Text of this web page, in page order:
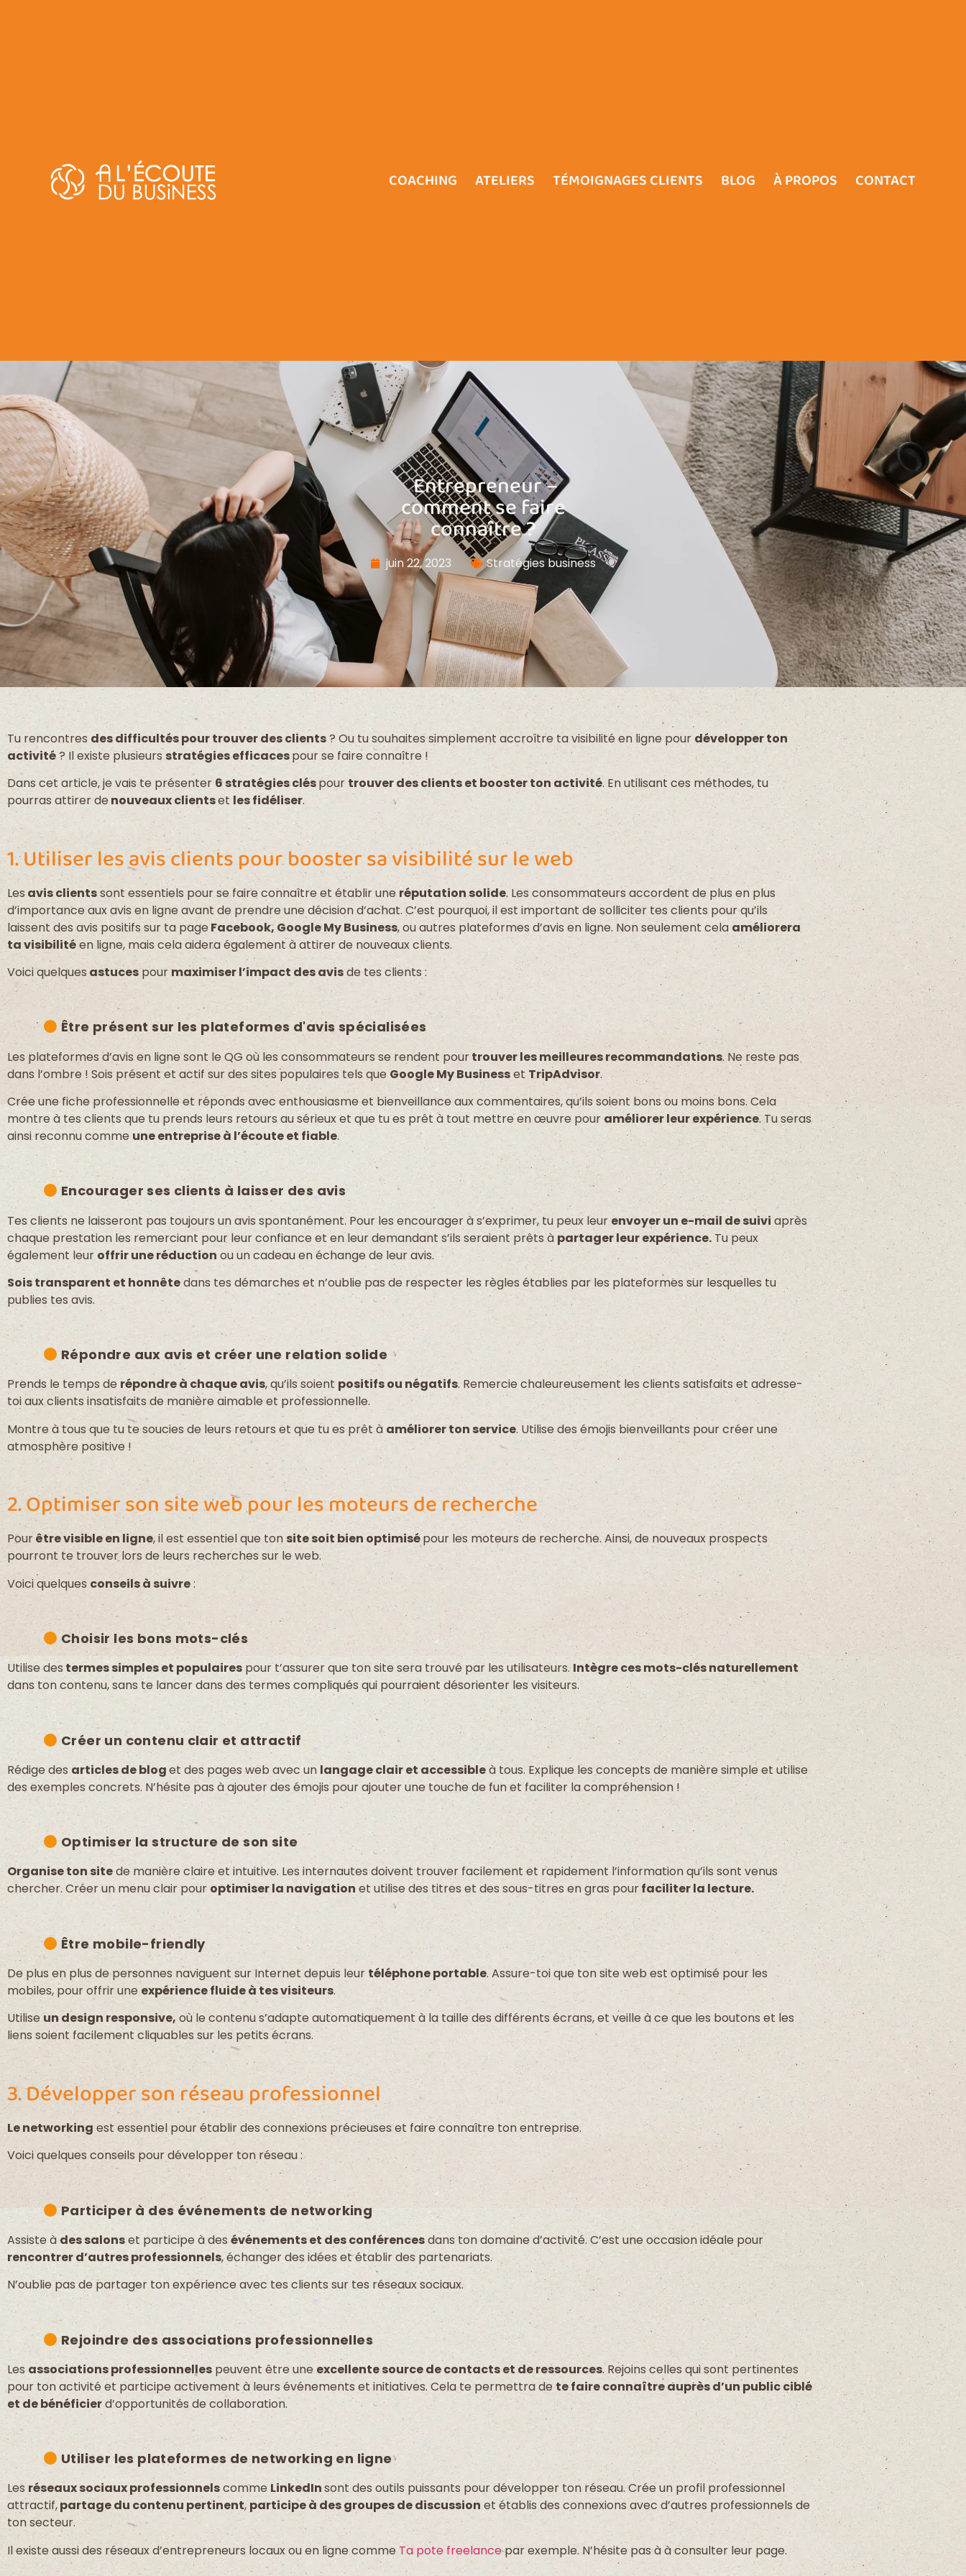
COACHING ATELIERS TÉMOIGNAGES CLIENTS BLOG À PROPOS CONTACT
Entrepreneur –
comment se faire
connaître ?
juin 22, 2023 Stratégies business
Tu rencontres des difficultés pour trouver des clients? Ou tu souhaites simplement accroître ta visibilité en ligne pour développer ton
activité? Il existe plusieursstratégies efficacespour se faire connaître !
Dans cet article, je vais te présenter 6 stratégies cléspour trouver des clients et booster ton activité. En utilisant ces méthodes, tu
pourras attirer denouveaux clientset les fidéliser.
1. Utiliser les avis clients pour booster sa visibilité sur le web
Lesavis clientssont essentiels pour se faire connaître et établir une réputation solide. Les consommateurs accordent de plus en plus
d’importance aux avis en ligne avant de prendre une décision d’achat. C’est pourquoi, il est important de solliciter tes clients pour qu’ils
laissent des avis positifs sur ta pageFacebook, Google My Business, ou autres plateformes d’avis en ligne. Non seulement cela améliorera
ta visibilitéen ligne, mais cela aidera également à attirer de nouveaux clients.
Voici quelquesastucespour maximiser l’impact des avisde tes clients :
Être présent sur les plateformes d'avis spécialisées
Les plateformes d’avis en ligne sont le QG où les consommateurs se rendent pourtrouver les meilleures recommandations. Ne reste pas
dans l’ombre ! Sois présent et actif sur des sites populaires tels que Google My Businesset TripAdvisor.
Crée une fiche professionnelle et réponds avec enthousiasme et bienveillance aux commentaires, qu’ils soient bons ou moins bons. Cela
montre à tes clients que tu prends leurs retours au sérieux et que tu es prêt à tout mettre en œuvre pouraméliorer leur expérience. Tu seras
ainsi reconnu comme une entreprise à l’écoute et fiable.
Encourager ses clients à laisser des avis
Tes clients ne laisseront pas toujours un avis spontanément. Pour les encourager à s’exprimer, tu peux leur envoyer un e-mail de suivi après
chaque prestation les remerciant pour leur confiance et en leur demandant s’ils seraient prêts à partager leur expérience.Tu peux
également leuroffrir une réduction ou un cadeau en échange de leur avis.
Sois transparent et honnêtedans tes démarches et n’oublie pas de respecter les règles établies par les plateformes sur lesquelles tu
publies tes avis.
Répondre aux avis et créer une relation solide
Prends le temps de répondre à chaque avis, qu’ils soient positifs ou négatifs. Remercie chaleureusement les clients satisfaits et adresse-
toi aux clients insatisfaits de manière aimable et professionnelle.
Montre à tous que tu te soucies de leurs retours et que tu es prêt à améliorer ton service. Utilise des émojis bienveillants pour créer une
atmosphère positive !
2. Optimiser son site web pour les moteurs de recherche
Pourêtre visible en ligne, il est essentiel que ton site soit bien optimisépour les moteurs de recherche. Ainsi, de nouveaux prospects
pourront te trouver lors de leurs recherches sur le web.
Voici quelques conseils à suivre:
Choisir les bons mots-clés
Utilise des termes simples et populaires pour t’assurer que ton site sera trouvé par les utilisateurs.Intègre ces mots-clés naturellement
dans ton contenu, sans te lancer dans des termes compliqués qui pourraient désorienter les visiteurs.
Créer un contenu clair et attractif
Rédige des articles de bloget des pages web avec un langage clair et accessibleà tous. Explique les concepts de manière simple et utilise
des exemples concrets. N’hésite pas à ajouter des émojis pour ajouter une touche de fun et faciliter la compréhension !
Optimiser la structure de son site
Organise ton sitede manière claire et intuitive. Les internautes doivent trouver facilement et rapidement l’information qu’ils sont venus
chercher. Créer un menu clair pour optimiser la navigationet utilise des titres et des sous-titres en gras pourfaciliter la lecture.
Être mobile-friendly
De plus en plus de personnes naviguent sur Internet depuis leur téléphone portable. Assure-toi que ton site web est optimisé pour les
mobiles, pour offrir uneexpérience fluide à tes visiteurs.
Utiliseun design responsive, où le contenu s’adapte automatiquement à la taille des différents écrans, et veille à ce que les boutons et les
liens soient facilement cliquables sur les petits écrans.
3. Développer son réseau professionnel
Le networkingest essentiel pour établir des connexions précieuses et faire connaître ton entreprise.
Voici quelques conseils pour développer ton réseau :
Participer à des événements de networking
Assiste àdes salonset participe à desévénements et des conférencesdans ton domaine d’activité. C’est une occasion idéale pour
rencontrer d’autres professionnels, échanger des idées et établir des partenariats.
N’oublie pas de partager ton expérience avec tes clients sur tes réseaux sociaux.
Rejoindre des associations professionnelles
Les associations professionnelles peuvent être une excellente source de contacts et de ressources. Rejoins celles qui sont pertinentes
pour ton activité et participe activement à leurs événements et initiatives. Cela te permettra dete faire connaître auprès d’un public ciblé
et de bénéficierd’opportunités de collaboration.
Utiliser les plateformes de networking en ligne
Les réseaux sociaux professionnelscomme LinkedInsont des outils puissants pour développer ton réseau. Crée un profil professionnel
attractif,partage du contenu pertinent, participe à des groupes de discussion et établis des connexions avec d’autres professionnels de
ton secteur.
Il existe aussi des réseaux d’entrepreneurs locaux ou en ligne comme Ta pote freelancepar exemple. N’hésite pas à à consulter leur page.